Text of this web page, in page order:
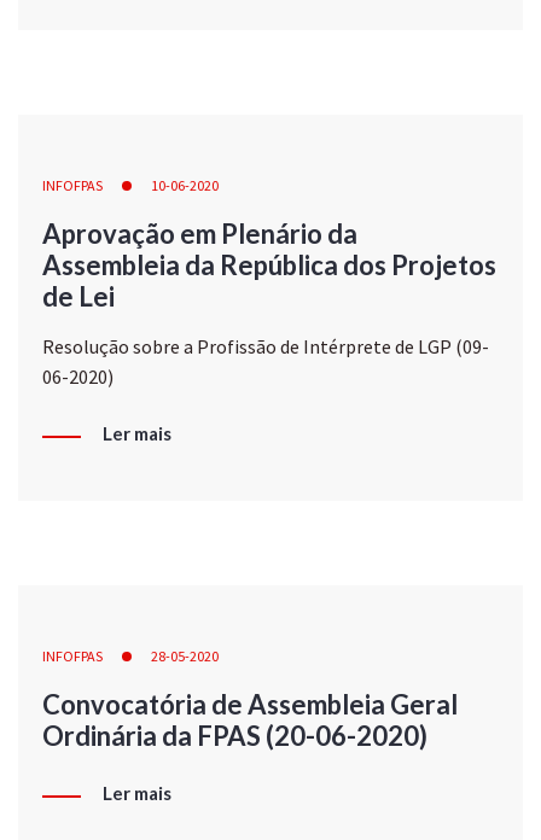
INFOFPAS 10-06-2020
Aprovação em Plenário da
Assembleia da República dos Projetos
de Lei
Resolução sobre a Profissão de Intérprete de LGP (09-
06-2020)
Ler mais
INFOFPAS 28-05-2020
Convocatória de Assembleia Geral
Ordinária da FPAS (20-06-2020)
Ler mais